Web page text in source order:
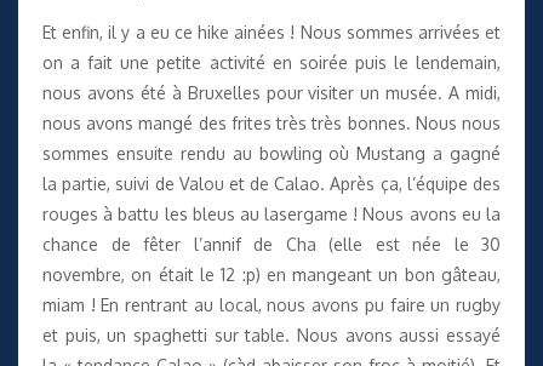
Et enfin, il y a eu ce hike ainées ! Nous sommes arrivées et
on a fait une petite activité en soirée puis le lendemain,
nous avons été à Bruxelles pour visiter un musée. A midi,
nous avons mangé des frites très très bonnes. Nous nous
sommes ensuite rendu au bowling où Mustang a gagné
la partie, suivi de Valou et de Calao. Après ça, l’équipe des
rouges à battu les bleus au lasergame ! Nous avons eu la
chance de fêter l’annif de Cha (elle est née le 30
novembre, on était le 12 :p) en mangeant un bon gâteau,
miam ! En rentrant au local, nous avons pu faire un rugby
et puis, un spaghetti sur table. Nous avons aussi essayé